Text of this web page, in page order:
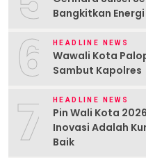
Bangkitkan Energi
6 HEADLINE NEWS
Wawali Kota
Sambut Kapolres
7 HEADLINE NEWS
Pin Wali Kota
Inovasi Adalah
Baik